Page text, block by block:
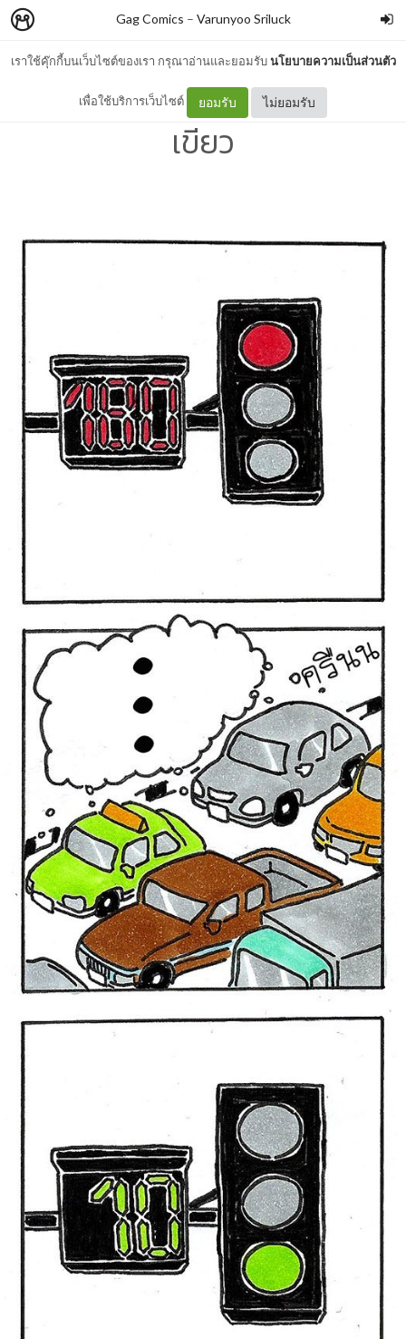
เราใช้คุ๊กกี้บนเว็บไซต์ของเรา กรุณาอ่านและยอมรับนโยบายความเป็นส่วนตัว
เพื่อใช้บริการเว็บไซต์ ยอมรับ ไม่ยอมรับ
Gag Comics – Varunyoo Sriluck
Gag Comics 01 : ไฟแดง ไฟ
เขียว